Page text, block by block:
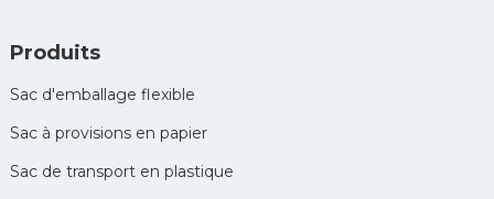
Produits
Sac d'emballage flexible
Sac à provisions en papier
Sac de transport en plastique